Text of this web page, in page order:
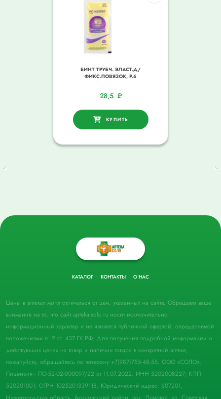
БИНТ ТРУБЧ. ЭЛАСТ.Д/
ФИКС.ПОВЯЗОК, Р.6
28,5 ₽
КУПИТЬ
КАТАЛОГ КОНТАКТЫ О НАС
Цены в аптеках могут отличаться от цен, указанных на сайте. Обращаем ваше
внимание на то, что сайт apteka-solo.ru носит исключительно
информационный характер и не является публичной офертой, определяемой
положениями п. 2 ст. 437 ГК РФ. Для получения подробной информации о
действующих ценах на товар и наличии товара в конкретной аптеке,
пожалуйста, обращайтесь по телефону +7(987)755-48-55. ООО «СОЛО».
Лицензия - ЛО-52-02-000097/22 от 11.07.2022. ИНН 5202008227; КПП
520201001; ОГРН 1025201339118. Юридический адрес: 607201,